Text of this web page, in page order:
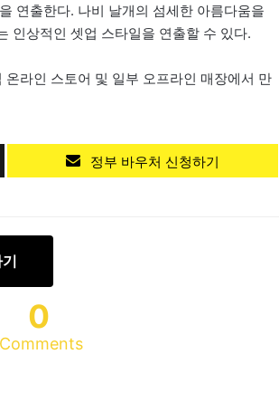
연출한다. 나비 날개의 섬세한 아름다움을
인상적인 셋업 스타일을 연출할 수 있다.
라인 스토어 및 일부 오프라인 매장에서 만
정부 바우처 신청하기
0
Comments